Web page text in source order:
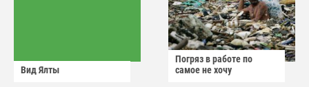
Вид Ялты
Погряз в работе по
самое не хочу